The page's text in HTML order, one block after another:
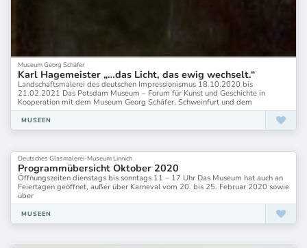
St. Annen-Museum
Staatliche Kunsthalle Baden-Baden
Staatliches Museum Schwerin
Staatsgalerie Stuttgart
Stadtmuseum Beckum
Stadtmuseum Hofheim am Taunus
Stadtmuseum Köln
Stadtmuseum Münster
Stadtmuseum Oldenburg
Stadtmuseum Siegburg
Stadtmuseum im Fembo-Haus
Stadtmuseum im Kulturhaus Siegburg
Museum Georg Schäfer
Karl Hagemeister „…das Licht, das ewig wechselt.“
Landschaftsmalerei des deutschen Impressionismus 18.10.2020 bis
21.02.2021 Das Potsdam Museum – Forum für Kunst und Geschichte in
Kooperation mit dem Museum Georg Schäfer, Schweinfurt und dem
MUSEEN
Deutsches Glasmalerei-Museum Linnich
Programmübersicht Oktober 2020
Öffnungszeiten dienstags bis sonntags 11 – 17 Uhr Das Museum hat auch an
Feiertagen geöffnet, außer über Karneval vom 20. bis 25. Februar 2020 sowie
über
MUSEEN